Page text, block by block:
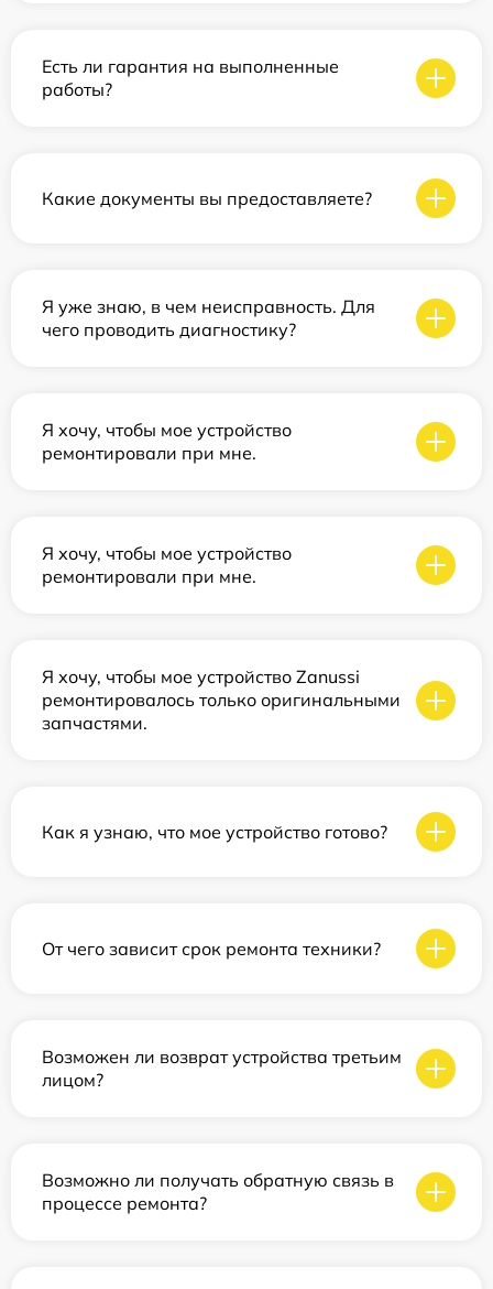
Есть ли гарантия на выполненные
работы?
Какие документы вы предоставляете?
Я уже знаю, в чем неисправность. Для
чего проводить диагностику?
Я хочу, чтобы мое устройство
ремонтировали при мне.
Я хочу, чтобы мое устройство
ремонтировали при мне.
Я хочу, чтобы мое устройство Zanussi
ремонтировалось только оригинальными
запчастями.
Как я узнаю, что мое устройство готово?
От чего зависит срок ремонта техники?
Возможен ли возврат устройства третьим
лицом?
Возможно ли получать обратную связь в
процессе ремонта?